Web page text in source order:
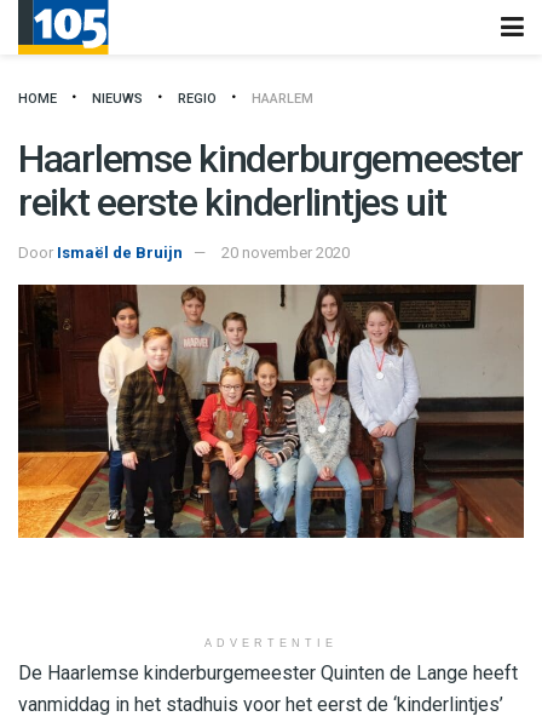
HOME NIEUWS REGIO HAARLEM
Haarlemse kinderburgemeester
reikt eerste kinderlintjes uit
Door Ismaël de Bruijn 20 november 2020
ADVERTENTIE
De Haarlemse kinderburgemeester Quinten de Lange heeft
vanmiddag in het stadhuis voor het eerst de ‘kinderlintjes’